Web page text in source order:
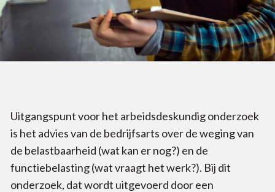
Uitgangspunt voor het arbeidsdeskundig onderzoek
is het advies van de bedrijfsarts over de weging van
de belastbaarheid (wat kan er nog?) en de
functiebelasting (wat vraagt het werk?). Bij dit
onderzoek, dat wordt uitgevoerd door een